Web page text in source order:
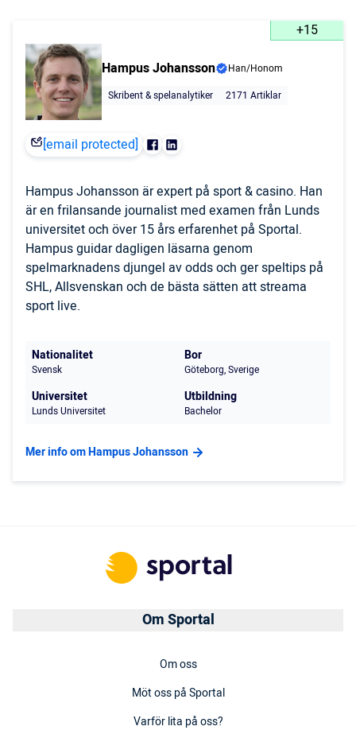
+15
Hampus Johansson
Han/Honom
Skribent & spelanalytiker
2171 Artiklar
[email protected]
Hampus Johansson är expert på sport & casino. Han
är en frilansande journalist med examen från Lunds
universitet och över 15 års erfarenhet på Sportal.
Hampus guidar dagligen läsarna genom
spelmarknadens djungel av odds och ger speltips på
SHL, Allsvenskan och de bästa sätten att streama
sport live.
Nationalitet
Svensk
Bor
Göteborg, Sverige
Universitet
Lunds Universitet
Utbildning
Bachelor
Mer info om Hampus Johansson
Om Sportal
Om oss
Möt oss på Sportal
Varför lita på oss?